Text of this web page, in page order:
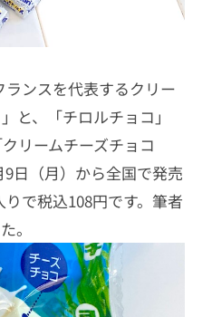
ンスを代表するクリー
と、「チロルチョコ」
リームチーズチョコ
9日（月）から全国で発売
で税込108円です。筆者
。